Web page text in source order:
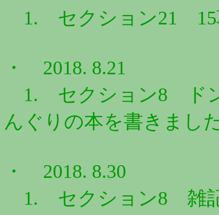
1. セクション21 15
・ 2018. 8.21
1. セクション8 ドン
んぐりの本を書きまし
・ 2018. 8.30
1. セクション8 雑記